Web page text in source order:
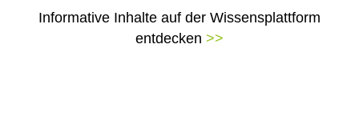
Informative Inhalte auf der Wissensplattform
entdecken >>